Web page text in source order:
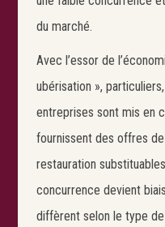
du marché.
Avec l’essor de
ubérisation »,
entreprises sont mis en
fournissent des offres
restauration
concurrence devient
diffèrent selon le type